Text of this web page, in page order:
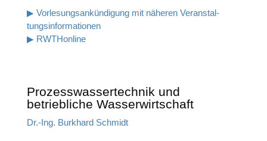
▶ Vor­le­sungs­an­kün­di­gung mit nähe­ren Ver­an­stal­
tungs­in­for­ma­tio­nen
▶ RWTHon­line
Prozesswassertechnik und
betriebliche Wasserwirtschaft
Dr.-Ing. Burk­hard Schmidt